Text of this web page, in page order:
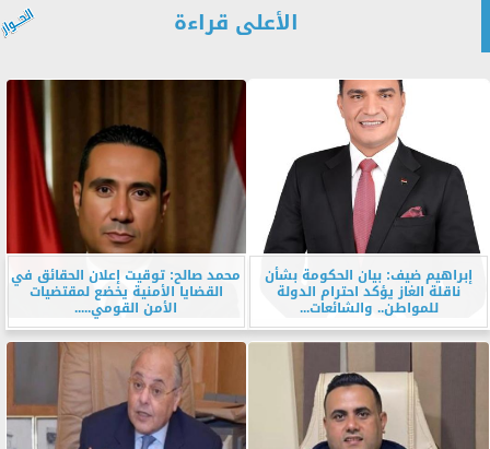
الأعلى قراءة
إبراهيم ضيف: بيان الحكومة بشأن
ناقلة الغاز يؤكد احترام الدولة
للمواطن.. والشائعات...
محمد صالح: توقيت إعلان الحقائق في
القضايا الأمنية يخضع لمقتضيات
الأمن القومي.....